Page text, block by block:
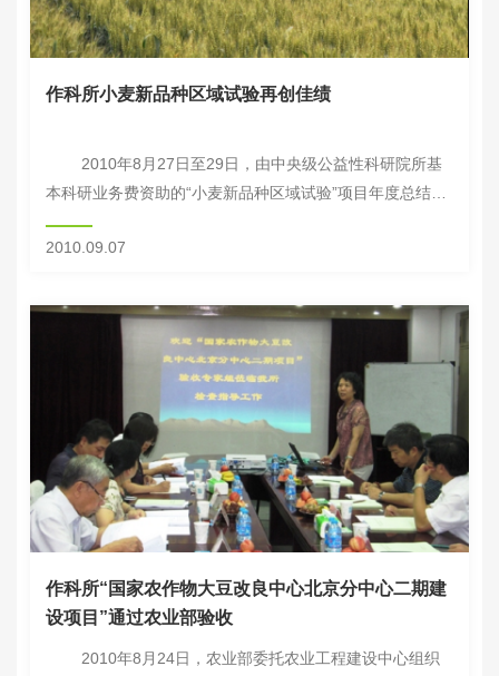
作科所小麦新品种区域试验再创佳绩
2010年8月27日至29日，由中央级公益性科研院所基
本科研业务费资助的“小麦新品种区域试验”项目年度总结交
流会在北京召开。 中国农科院作科所王述民副所长到
会并致辞，...
2010.09.07
作科所“国家农作物大豆改良中心北京分中心二期建
设项目”通过农业部验收
2010年8月24日，农业部委托农业工程建设中心组织